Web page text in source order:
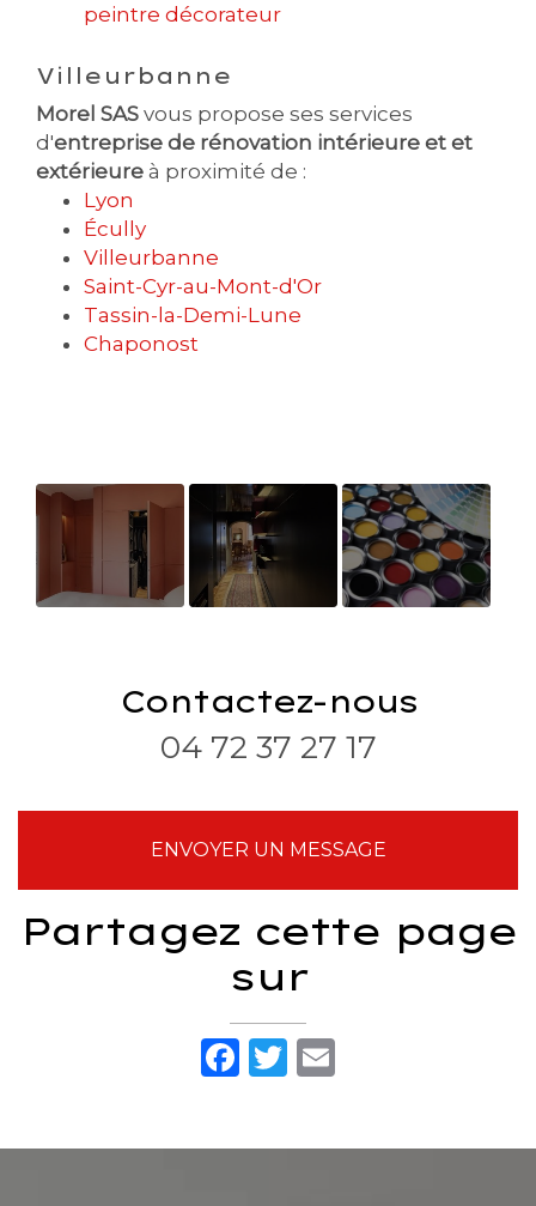
peintre décorateur
Villeurbanne
Morel SAS vous propose ses services
d'entreprise de rénovation intérieure et et
extérieure à proximité de :
Lyon
Écully
Villeurbanne
Saint-Cyr-au-Mont-d'Or
Tassin-la-Demi-Lune
Chaponost
SAUMON
cuisine : 15
images
tendance !
Contactez-nous
04 72 37 27 17
ENVOYER UN MESSAGE
Partagez cette page
sur
Facebook
Twitter